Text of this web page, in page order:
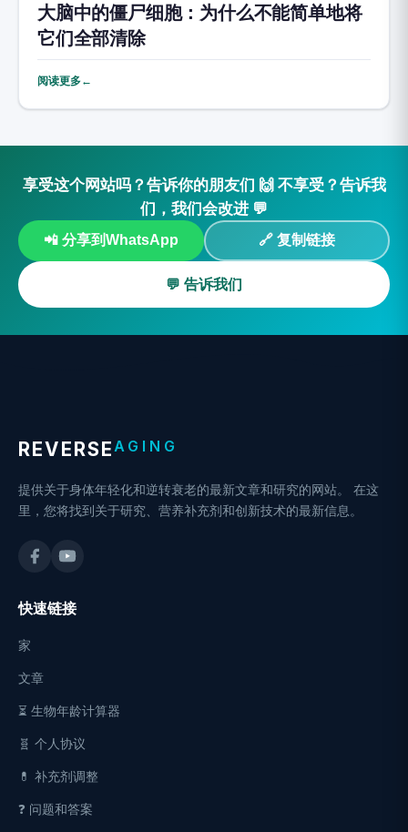
大脑中的僵尸细胞：为什么不能简单地将
它们全部清除
阅读更多←
享受这个网站吗？告诉你的朋友们 🙌 不享受？告诉我
们，我们会改进 💬
📲 分享到WhatsApp 🔗 复制链接
💬 告诉我们
REVERSEAGING
提供关于身体年轻化和逆转衰老的最新文章和研究的网站。 在这
里，您将找到关于研究、营养补充剂和创新技术的最新信息。
快速链接
家
文章
⏳ 生物年龄计算器
🧬 个人协议
💊 补充剂调整
❓ 问题和答案